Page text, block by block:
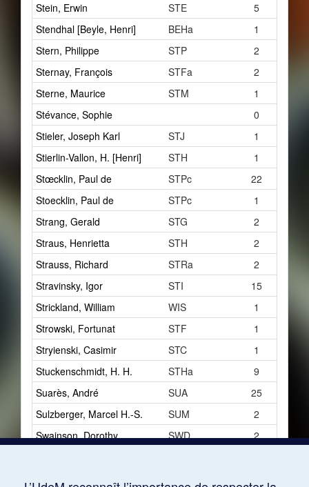
Stein, Erwin
STE
5
Stendhal [Beyle, Henri]
BEHa
1
Stern, Philippe
STP
2
Sternay, François
STFa
2
Sterne, Maurice
STM
1
Stévance, Sophie
0
Stieler, Joseph Karl
STJ
1
Stierlin-Vallon, H. [Henri]
STH
1
Stœcklin, Paul de
STPc
22
Stoecklin, Paul de
STPc
1
Strang, Gerald
STG
2
Straus, Henrietta
STH
2
Strauss, Richard
STRa
2
Stravinsky, Igor
STI
15
Strickland, William
WIS
1
Strowski, Fortunat
STF
1
Stryienski, Casimir
STC
1
Stuckenschmidt, H. H.
STHa
9
Suarès, André
SUA
25
Sulzberger, Marcel H.-S.
SUM
2
Swainson, Dorothy
SWD
2